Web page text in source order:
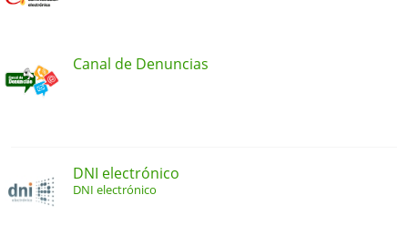
Canal de Denuncias
DNI electrónico
DNI electrónico